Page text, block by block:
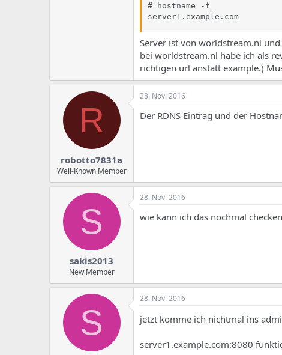
# hostname -f
server1.example.com
Server ist von worldstream.nl
bei worldstream.nl habe ich als
richtigen url anstatt example.)
R
robotto7831a
Well-Known Member
28. Nov. 2016
Der RDNS Eintrag und der
S
sakis2013
New Member
28. Nov. 2016
wie kann ich das nochmal
S
28. Nov. 2016
jetzt komme ich nichtmal ins
server1.example.com:8080